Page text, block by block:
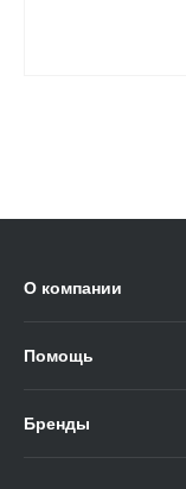
О компании
Помощь
Бренды